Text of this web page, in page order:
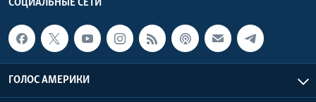
СОЦИАЛЬНЫЕ СЕТИ
ГОЛОС АМЕРИКИ